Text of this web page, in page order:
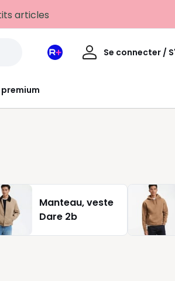
articles
Mon
Se connecter /
Mon
Manteau, veste
Dare 2b